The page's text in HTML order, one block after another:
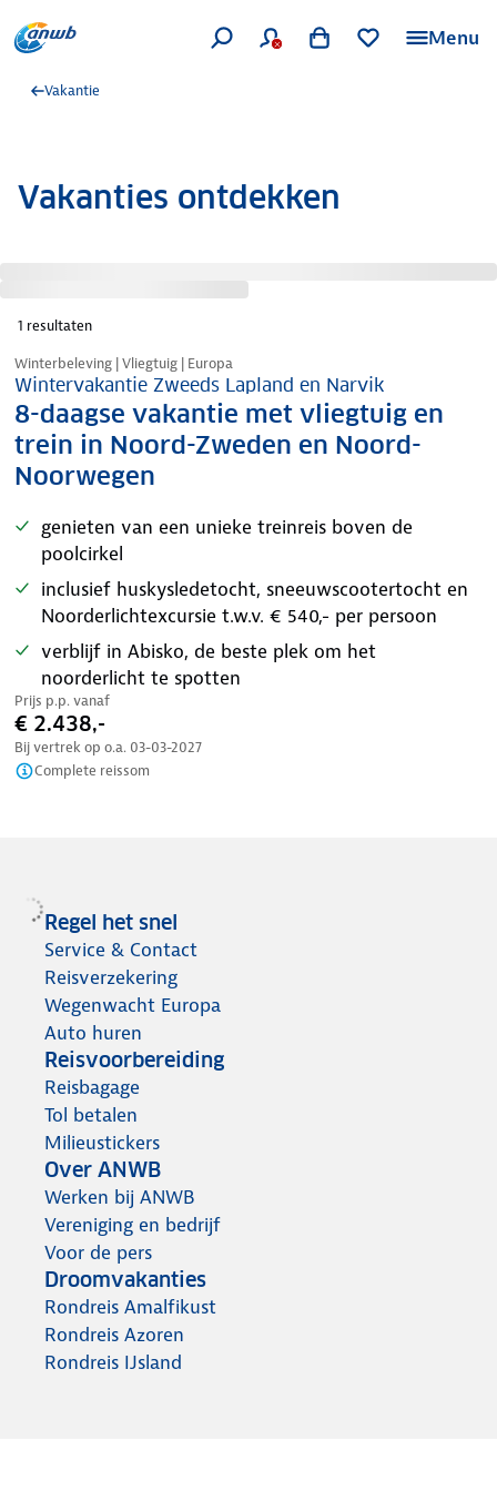
Menu
Vakantie
Vakanties ontdekken
1 resultaten
Nieuw in ons aanbod
Winterbeleving | Vliegtuig | Europa
Wintervakantie Zweeds Lapland en Narvik
8-daagse vakantie met vliegtuig en
trein in Noord-Zweden en Noord-
Noorwegen
genieten van een unieke treinreis boven de
poolcirkel
inclusief huskysledetocht, sneeuwscootertocht en
Noorderlichtexcursie t.w.v. € 540,- per persoon
verblijf in Abisko, de beste plek om het
noorderlicht te spotten
Prijs p.p. vanaf
€ 2.438,-
Bij vertrek op o.a. 03-03-2027
Complete reissom
Regel het snel
Service & Contact
Reisverzekering
Wegenwacht Europa
Auto huren
Reisvoorbereiding
Reisbagage
Tol betalen
Milieustickers
Over ANWB
Werken bij ANWB
Vereniging en bedrijf
Voor de pers
Droomvakanties
Rondreis Amalfikust
Rondreis Azoren
Rondreis IJsland